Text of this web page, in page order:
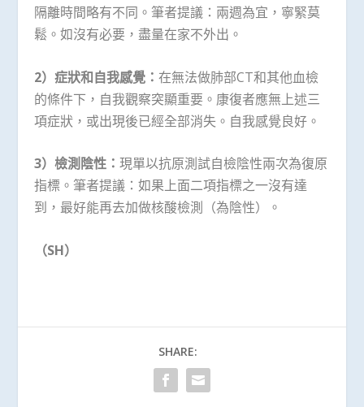
隔離時間略有不同。筆者提議：兩週為宜，寧緊莫
鬆。如沒有必要，盡量在家不外出。
2）症狀和自我感覺：在無法做肺部CT和其他血檢
的條件下，自我觀察突顯重要。康復者應無上述三
項症狀，或出現後已經全部消失。自我感覺良好。
3）檢測陰性：現單以抗原測試自檢陰性兩次為復原
指標。筆者提議：如果上面二項指標之一沒有達
到，最好能再去加做核酸檢測（為陰性）。
（SH）
SHARE: